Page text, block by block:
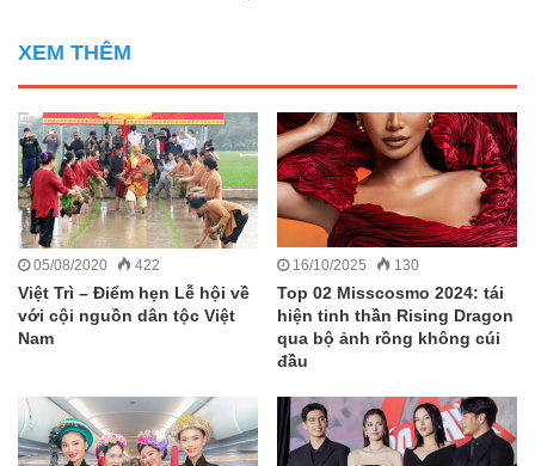
XEM THÊM
05/08/2020 422
Việt Trì – Điểm hẹn Lễ hội về
với cội nguồn dân tộc Việt
Nam
16/10/2025 130
Top 02 Misscosmo 2024: tái
hiện tinh thần Rising Dragon
qua bộ ảnh rồng không cúi
đầu